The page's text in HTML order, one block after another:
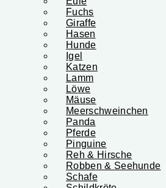
Fuchs
Giraffe
Hasen
Hunde
Igel
Katzen
Lamm
Löwe
Mäuse
Meerschweinchen
Panda
Pferde
Pinguine
Reh & Hirsche
Robben & Seehunde
Schafe